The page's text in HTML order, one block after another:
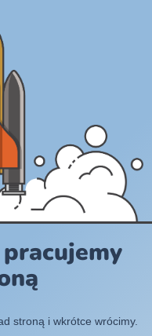
stroną i wkrótce wrócimy.